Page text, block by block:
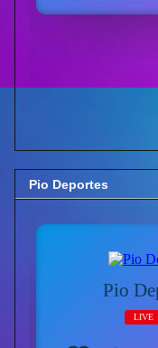
Pio Deportes